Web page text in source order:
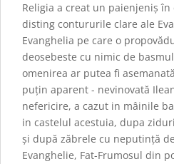
Religia a creat un paienjeniș în
disting contururile clare ale
Evanghelia pe care o
deosebeste cu nimic de
omenirea ar putea fi
puțin aparent - nevinovată
nefericire, a cazut in mâinile
in castelul acestuia, dupa
și după zăbrele cu neputință
Evanghelie, Fat-Frumosul din